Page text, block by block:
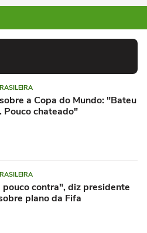
a Copa do Mundo: "Bateu
Pouco chateado"
pouco contra", diz presidente
plano da Fifa